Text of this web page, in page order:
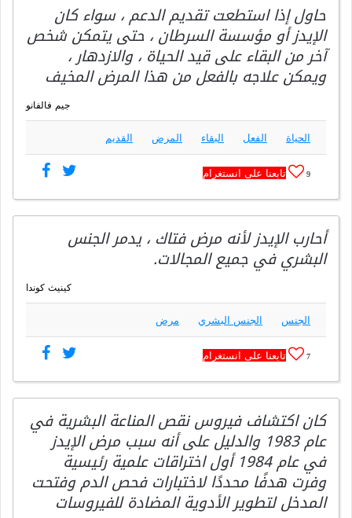
حاول إذا استطعت تقديم الدعم ، سواء كان
الإيدز أو مؤسسة السرطان ، حتى يتمكن شخص
آخر من البقاء على قيد الحياة ، والازدهار ،
ويمكن علاجه بالفعل من هذا المرض المخيف
جيم فالفانو
الحياة الفعل البقاء المرض القديم
9 تابعنا على انستغرام
أحارب الإيدز لأنه مرض فتاك ، يدمر الجنس
البشري في جميع المجالات.
كينيث كوندا
الجنس الجنس البشري مرض
7 تابعنا على انستغرام
كان اكتشاف فيروس نقص المناعة البشرية في
عام 1983 والدليل على أنه سبب مرض الإيدز
في عام 1984 أول اختراقات علمية رئيسية
وفرت هدفًا محددًا لاختبارات فحص الدم وفتحت
المدخل لتطوير الأدوية المضادة للفيروسات